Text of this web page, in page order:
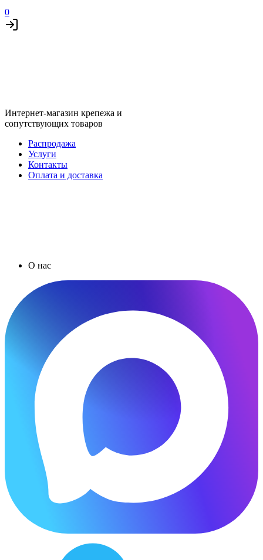
0
Интернет-магазин крепежа и
сопутствующих товаров
Распродажа
Услуги
Контакты
Оплата и доставка
О нас